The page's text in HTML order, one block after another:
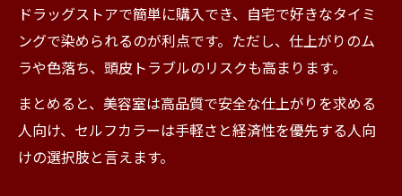
ドラッグストアで簡単に購入でき、自宅で好きなタイミ
ングで染められるのが利点です。ただし、仕上がりのム
ラや色落ち、頭皮トラブルのリスクも高まります。
まとめると、美容室は高品質で安全な仕上がりを求める
人向け、セルフカラーは手軽さと経済性を優先する人向
けの選択肢と言えます。